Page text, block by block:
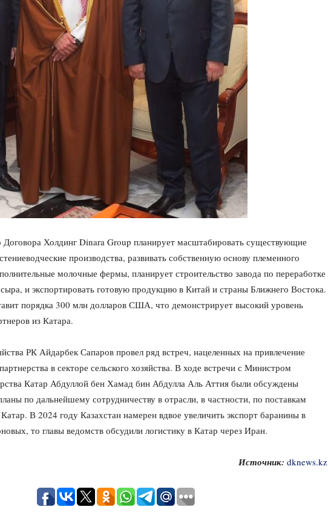
Холдинг Dinara Group планирует масштабировать существующие
производства, развивать собственную основу племенного
молочные фермы, планирует строительство завода по переработке
и экспортировать готовую продукцию в Китай и страны Ближнего Востока.
порядка 300 млн долларов США, что демонстрирует высокий уровень
из Катара.
РК Айдарбек Сапаров провел ряд встреч, нацеленных на привлечение
в секторе сельского хозяйства. В ходе встречи с Министром
Катар Абдуллой бен Хамад бин Абдулла Аль Аттия были обсуждены
по дальнейшему сотрудничеству в отрасли, в частности, по поставкам
В 2024 году Казахстан намерен вдвое увеличить экспорт баранины в
то главы ведомств обсудили логистику в Катар через Иран.
Источник: dknews.kz